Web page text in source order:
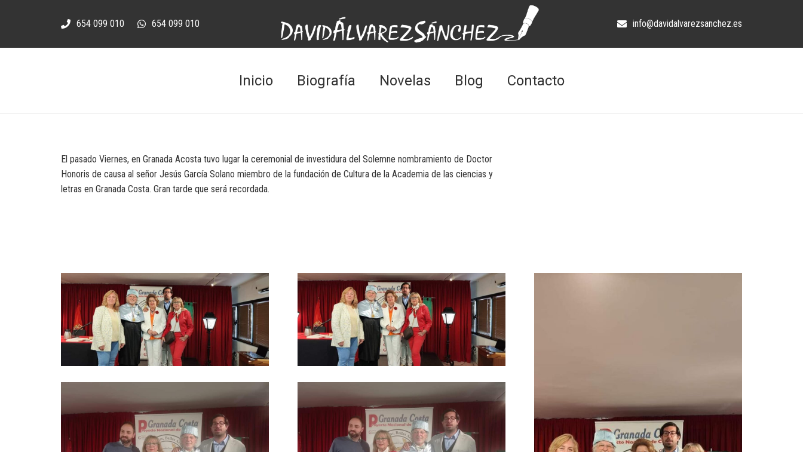
654 099 010 654 099 010 info@davidalvarezsanchez.es
Inicio Biografía Novelas Blog Contacto
El pasado Viernes, en Granada Acosta tuvo lugar la ceremonial de investidura del Solemne nombramiento de Doctor
Honoris de causa al señor Jesús García Solano miembro de la fundación de Cultura de la Academia de las ciencias y
letras en Granada Costa. Gran tarde que será recordada.